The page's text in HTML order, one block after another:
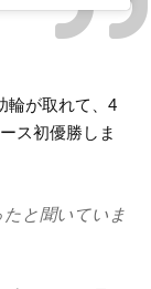
輪が取れて、4
ス初優勝しま
と聞いていま